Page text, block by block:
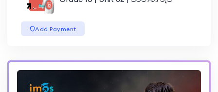
Add Payment